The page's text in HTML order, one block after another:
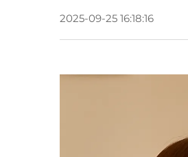
2025-09-25 16:18:16